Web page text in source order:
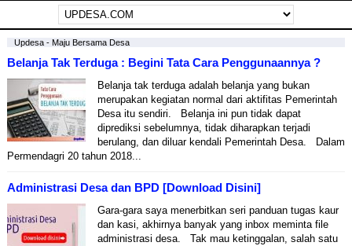
Updesa - Maju Bersama Desa
Belanja Tak Terduga : Begini Tata Cara Penggunaannya ?
Belanja tak terduga adalah belanja yang bukan
merupakan kegiatan normal dari aktifitas Pemerintah
Desa itu sendiri. Belanja ini pun tidak dapat
diprediksi sebelumnya, tidak diharapkan terjadi
berulang, dan diluar kendali Pemerintah Desa. Dalam
Permendagri 20 tahun 2018...
Administrasi Desa dan BPD [Download Disini]
Gara-gara saya menerbitkan seri panduan tugas kaur
dan kasi, akhirnya banyak yang inbox meminta file
administrasi desa. Tak mau ketinggalan, salah satu